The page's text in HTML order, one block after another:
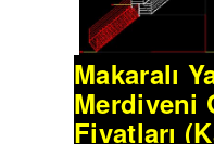
Makaralı
Merdiveni
Fiyatları